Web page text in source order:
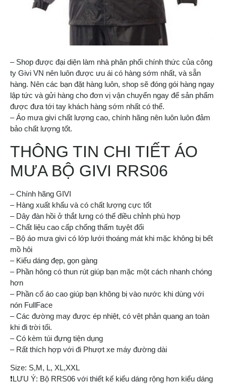
– Shop được đại diện làm nhà phân phối chính thức của công
ty Givi VN nên luôn được ưu ái có hàng sớm nhất, và sẵn
hàng. Nên các bạn đặt hàng luôn, shop sẽ đóng gói hàng ngay
lập tức và gửi hàng cho đơn vị vận chuyển ngay để sản phẩm
được đưa tới tay khách hàng sớm nhất có thể.
– Áo mưa givi chất lượng cao, chính hãng nên luôn luôn đảm
bảo chất lượng tốt.
THÔNG TIN CHI TIẾT ÁO
MƯA BỘ GIVI RRS06
– Chính hãng GIVI
– Hàng xuất khẩu và có chất lượng cực tốt
– Dây đàn hồi ở thắt lưng có thể điều chỉnh phù hợp
– Chất liệu cao cấp chống thấm tuyệt đối
– Bộ áo mưa givi có lớp lưới thoáng mát khi mặc không bị bết
mồ hôi
– Kiểu dáng đẹp, gọn gàng
– Phần hông có thun rút giúp bạn mặc một cách nhanh chóng
hơn
– Phần cổ áo cao giúp bạn không bị vào nước khi dùng với
nón FullFace
– Các đường may được ép nhiệt, có vệt phản quang an toàn
khi đi trời tối.
– Có kèm túi đựng tiện dụng
– Rất thích hợp với đi Phượt xe máy đường dài
Size: S,M, L, XL,XXL
❗️LƯU Ý: Bộ RRS06 với thiết kế kiểu dáng rộng hơn kiểu dáng